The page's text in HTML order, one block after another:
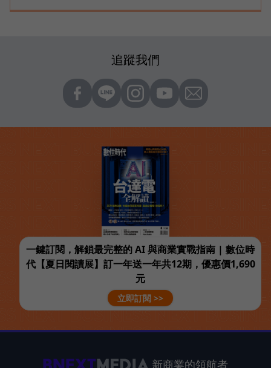
追蹤我們
一鍵訂閱，解鎖最完整的 AI 與商業實戰指南 | 數位時
代【夏日閱讀展】訂一年送一年共12期，優惠價1,690
元
立即訂閱 >>
新商業的領航者